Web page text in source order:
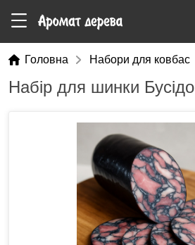
Головна Набори для ковбас
Набір для шинки Бусідо